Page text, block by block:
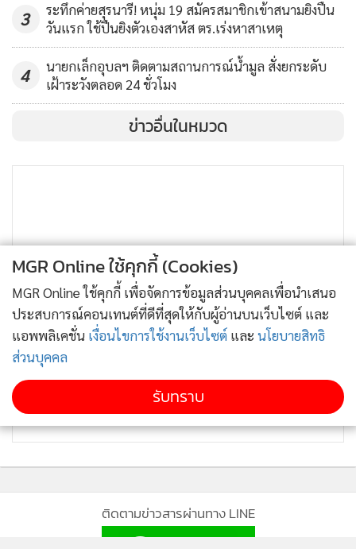
3
ระทึกค่ายสุรนารี! หนุ่ม 19 สมัครสมาชิกเข้าสนามยิงปืน
วันแรก ใช้ปืนยิงตัวเองสาหัส ตร.เร่งหาสาเหตุ
4
นายกเล็กอุบลฯ ติดตามสถานการณ์น้ำมูล สั่งยกระดับ
เฝ้าระวังตลอด 24 ชั่วโมง
ข่าวอื่นในหมวด
ติดตามข่าวสารผ่านทาง LINE
MGR Online ใช้คุกกี้ (Cookies)
MGR Online ใช้คุกกี้ เพื่อจัดการข้อมูลส่วนบุคคลเพื่อนำเสนอ
ประสบการณ์คอนเทนต์ที่ดีที่สุดให้กับผู้อ่านบนเว็บไซต์ และ
แอพพลิเคชั่น เงื่อนไขการใช้งานเว็บไซต์ และ นโยบายสิทธิ
ส่วนบุคคล
รับทราบ